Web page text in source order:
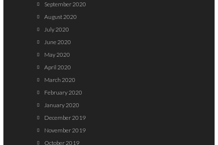
September 2020
August 2020
July 2020
June 2020
May 2020
April 2020
March 2020
February 2020
January 2020
December 2019
November 2019
October 2019